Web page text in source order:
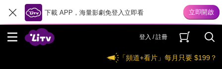
下載 APP，海量影劇免登入立即看
登入 / 註冊
「頻道+看片」每月只要 $199？